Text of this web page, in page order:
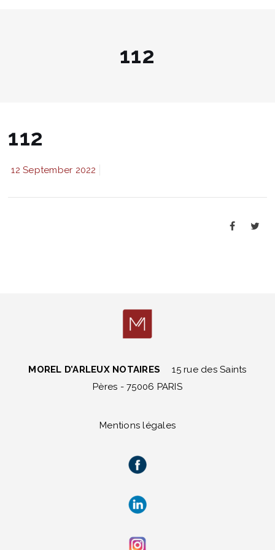
112
112
12 September 2022
MOREL D’ARLEUX NOTAIRES
15 rue des Saints
Pères - 75006 PARIS
Mentions légales